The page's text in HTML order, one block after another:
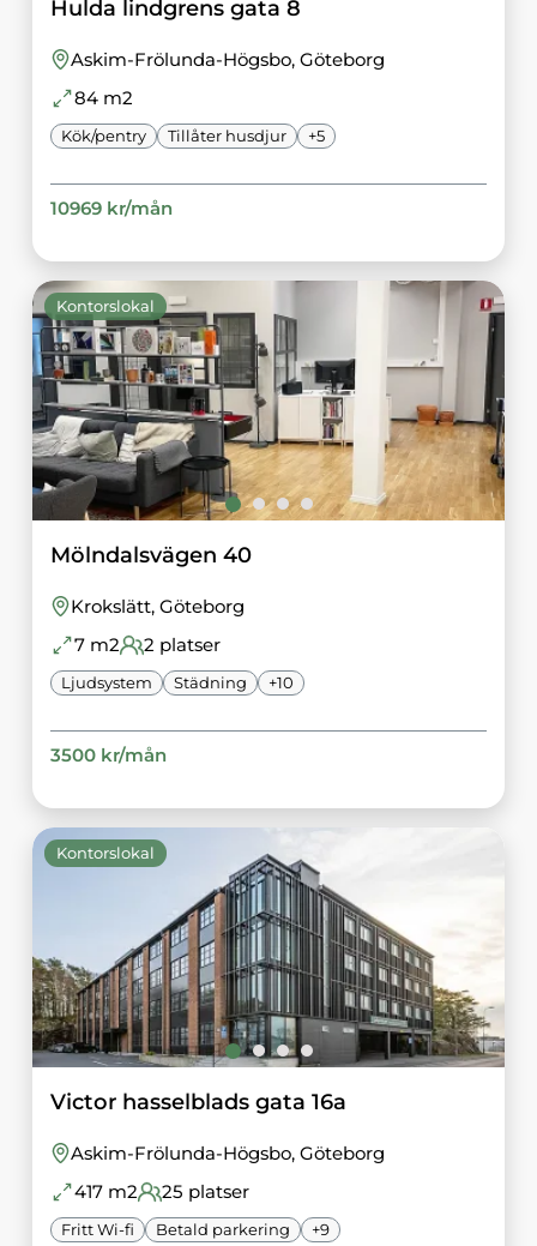
Hulda lindgrens gata 8
Askim-Frölunda-Högsbo, Göteborg
84m2
Kök/pentry Tillåter husdjur +5
10969kr/mån
Kontorslokal
Mölndalsvägen 40
Krokslätt, Göteborg
7m2 2 platser
Ljudsystem Städning +10
3500kr/mån
Kontorslokal
Victor hasselblads gata 16a
Askim-Frölunda-Högsbo, Göteborg
417m2 25 platser
Fritt Wi-fi Betald parkering +9